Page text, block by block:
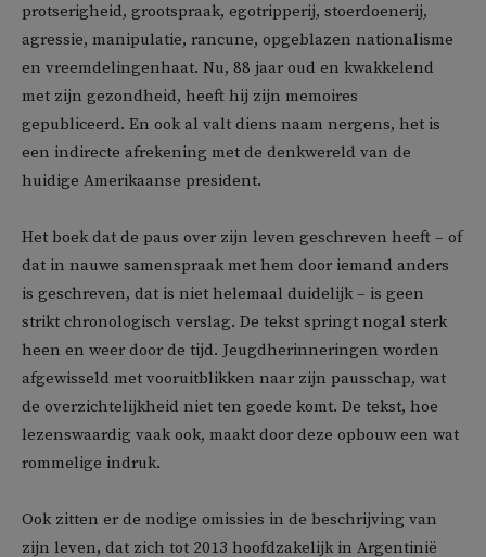
protserigheid, grootspraak, egotripperij, stoerdoenerij,
agressie, manipulatie, rancune, opgeblazen nationalisme
en vreemdelingenhaat. Nu, 88 jaar oud en kwakkelend
met zijn gezondheid, heeft hij zijn memoires
gepubliceerd. En ook al valt diens naam nergens, het is
een indirecte afrekening met de denkwereld van de
huidige Amerikaanse president.
Het boek dat de paus over zijn leven geschreven heeft – of
dat in nauwe samenspraak met hem door iemand anders
is geschreven, dat is niet helemaal duidelijk – is geen
strikt chronologisch verslag. De tekst springt nogal sterk
heen en weer door de tijd. Jeugdherinneringen worden
afgewisseld met vooruitblikken naar zijn pausschap, wat
de overzichtelijkheid niet ten goede komt. De tekst, hoe
lezenswaardig vaak ook, maakt door deze opbouw een wat
rommelige indruk.
Ook zitten er de nodige omissies in de beschrijving van
zijn leven, dat zich tot 2013 hoofdzakelijk in Argentinië